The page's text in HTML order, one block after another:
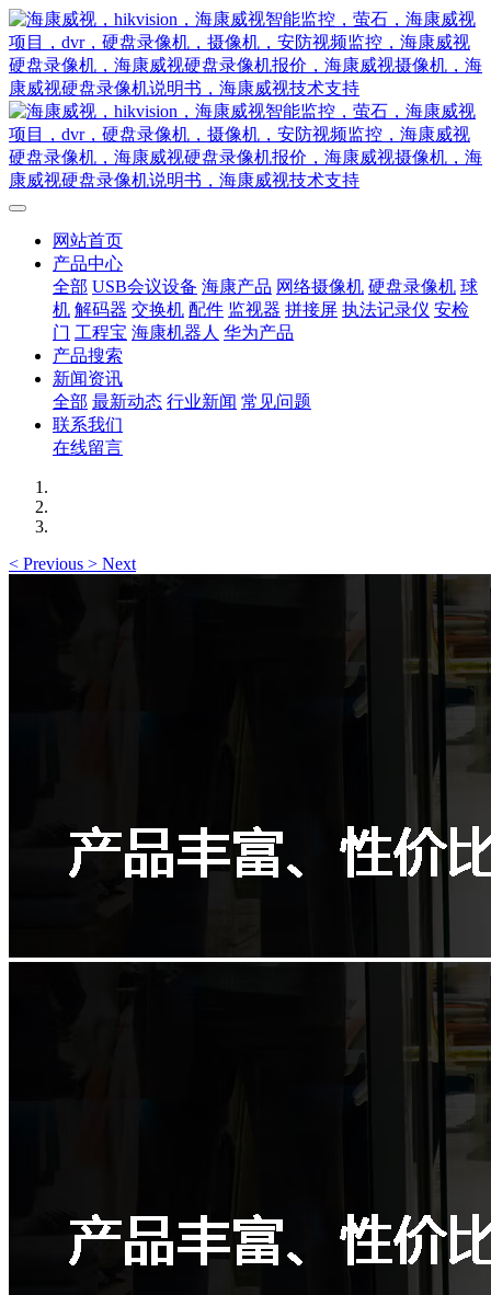
网站首页
产品中心
全部 USB会议设备 海康产品 网络摄像机 硬盘录像机 球
机 解码器 交换机 配件 监视器 拼接屏 执法记录仪 安检
门 工程宝 海康机器人 华为产品
产品搜索
新闻资讯
全部 最新动态 行业新闻 常见问题
联系我们
在线留言
< Previous > Next